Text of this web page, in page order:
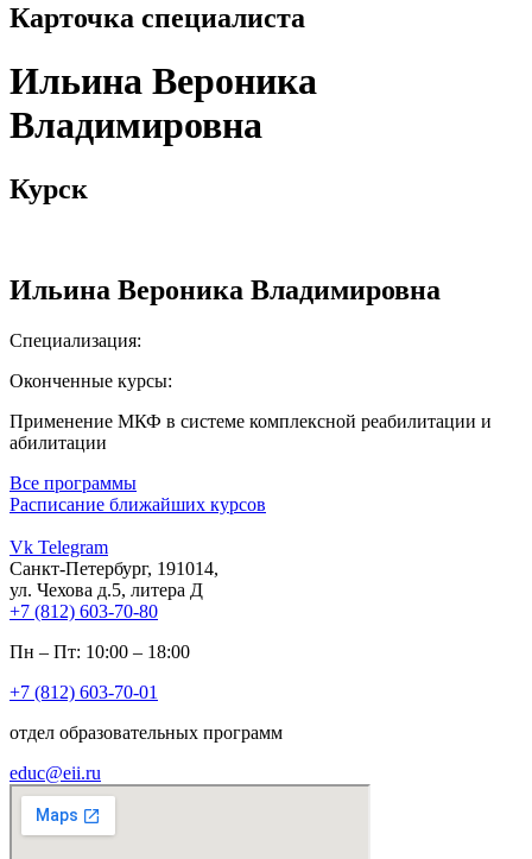
Карточка специалиста
Ильина Вероника
Владимировна
Курск
Ильина Вероника Владимировна
Специализация:
Оконченные курсы:
Применение МКФ в системе комплексной реабилитации и
абилитации
Все программы
Расписание ближайших курсов
Vk Telegram
Санкт-Петербург, 191014,
ул. Чехова д.5, литера Д
+7 (812) 603-70-80
Пн – Пт: 10:00 – 18:00
+7 (812) 603-70-01
отдел образовательных программ
educ@eii.ru